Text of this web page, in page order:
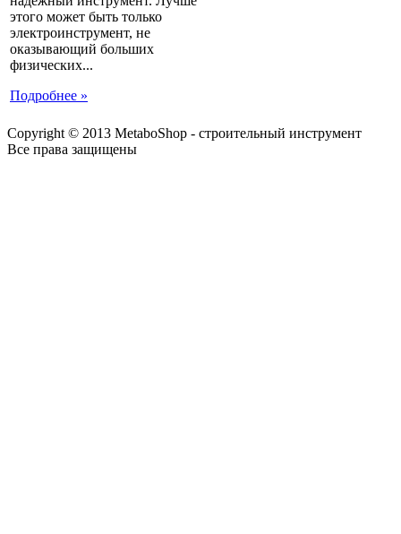
этого может быть только
электроинструмент, не
оказывающий больших
физических...
Подробнее »
Copyright © 2013 MetaboShop - строительный инструмент
Все права защищены